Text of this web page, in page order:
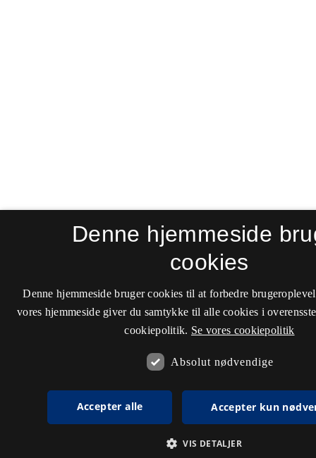
Denne hjemmeside
cookies
Denne hjemmeside bruger cookies til at forbedre
vores hjemmeside giver du samtykke til alle cookies i
cookiepolitik. Se vores cookiepolitik
Absolut nødvendige
Accepter alle Accepter kun
VIS DETALJER